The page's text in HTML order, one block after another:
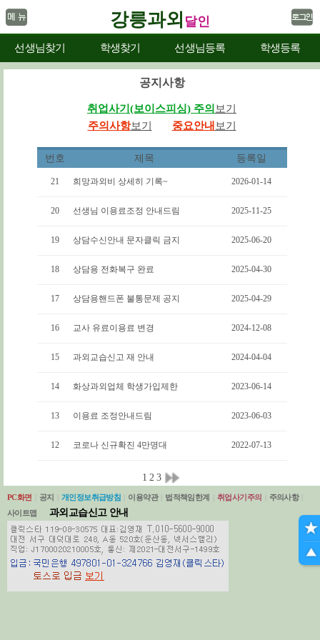
강릉과외 달인
선생님찾기 학생찾기 선생님등록 학생등록
공지사항
취업사기(보이스피싱) 주의 보기
주의사항보기 중요안내 보기
번호 제목 등록일
21 희망과외비 상세히 기록~ 2026-01-14
20 선생님 이용료조정 안내드림 2025-11-25
19 상담수신안내 문자클릭 금지 2025-06-20
18 상담용 전화복구 완료 2025-04-30
17 상담용핸드폰 불통문제 공지 2025-04-29
16 교사 유료이용료 변경 2024-12-08
15 과외교습신고 재 안내 2024-04-04
14 화상과외업체 학생가입제한 2023-06-14
13 이용료 조정안내드림 2023-06-03
12 코로나 신규확진 4만명대 2022-07-13
1 2 3
PC화면 공지 개인정보취급방침 이용약관 법적책임한계 취업사기주의 주의사항
사이트맵
과외교습신고 안내